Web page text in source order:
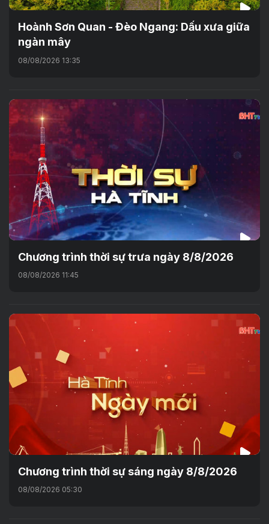
Hoành Sơn Quan - Đèo Ngang: Dấu xưa giữa
ngàn mây
08/08/2026 13:35
Chương trình thời sự trưa ngày 8/8/2026
08/08/2026 11:45
Chương trình thời sự sáng ngày 8/8/2026
08/08/2026 05:30